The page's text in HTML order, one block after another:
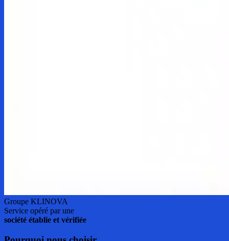
Groupe KLINOVA
Service opéré par une
société établie et vérifiée